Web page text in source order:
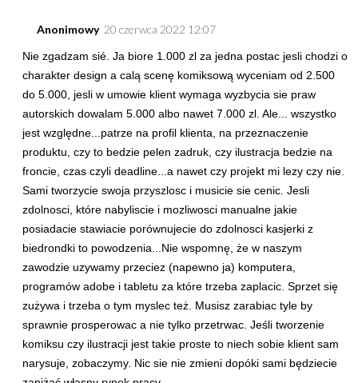
Anonimowy 20 czerwca 2022 12:07
Nie zgadzam sié. Ja biore 1.000 zl za jedna postac jesli chodzi o
charakter design a calą scenę komiksową wyceniam od 2.500
do 5.000, jesli w umowie klient wymaga wyzbycia sie praw
autorskich dowalam 5.000 albo nawet 7.000 zl. Ale... wszystko
jest względne...patrze na profil klienta, na przeznaczenie
produktu, czy to bedzie pelen zadruk, czy ilustracja bedzie na
froncie, czas czyli deadline...a nawet czy projekt mi lezy czy nie.
Sami tworzycie swoja przyszlosc i musicie sie cenic. Jesli
zdolnosci, które nabyliscie i mozliwosci manualne jakie
posiadacie stawiacie porównujecie do zdolnosci kasjerki z
biedrondki to powodzenia...Nie wspomnę, że w naszym
zawodzie uzywamy przeciez (napewno ja) komputera,
programów adobe i tabletu za które trzeba zaplacic. Sprzet się
zużywa i trzeba o tym myslec też. Musisz zarabiac tyle by
sprawnie prosperowac a nie tylko przetrwac. Jeśli tworzenie
komiksu czy ilustracji jest takie proste to niech sobie klient sam
narysuje, zobaczymy. Nic sie nie zmieni dopóki sami będziecie